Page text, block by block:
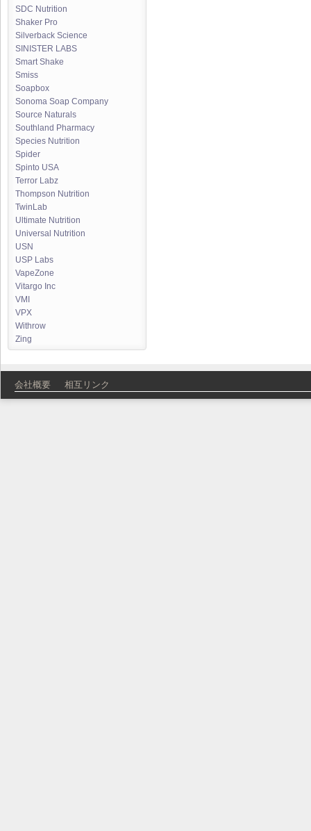
SDC Nutrition
Shaker Pro
Silverback Science
SINISTER LABS
Smart Shake
Smiss
Soapbox
Sonoma Soap Company
Source Naturals
Southland Pharmacy
Species Nutrition
Spider
Spinto USA
Terror Labz
Thompson Nutrition
TwinLab
Ultimate Nutrition
Universal Nutrition
USN
USP Labs
VapeZone
Vitargo Inc
VMI
VPX
Withrow
Zing
会社概要 相互リンク